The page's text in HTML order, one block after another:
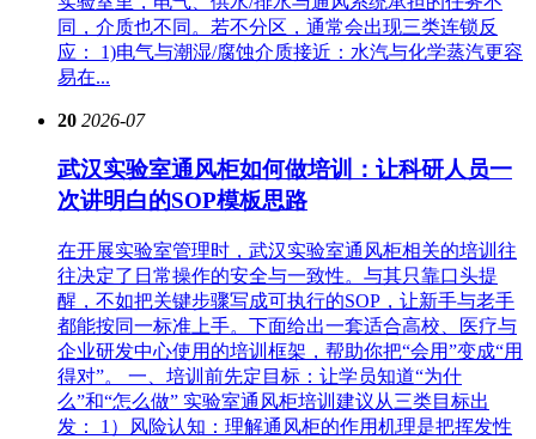
同，介质也不同。若不分区，通常会出现三类连锁反
应： 1)电气与潮湿/腐蚀介质接近：水汽与化学蒸汽更容
易在...
20 2026-07
武汉实验室通风柜如何做培训：让科研人员一
次讲明白的SOP模板思路
在开展实验室管理时，武汉实验室通风柜相关的培训往
往决定了日常操作的安全与一致性。与其只靠口头提
醒，不如把关键步骤写成可执行的SOP，让新手与老手
都能按同一标准上手。下面给出一套适合高校、医疗与
企业研发中心使用的培训框架，帮助你把“会用”变成“用
得对”。 一、培训前先定目标：让学员知道“为什
么”和“怎么做” 实验室通风柜培训建议从三类目标出
发： 1）风险认知：理解通风柜的作用机理是把挥发性